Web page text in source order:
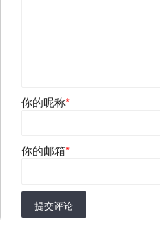
你的昵称*
你的邮箱*
提交评论